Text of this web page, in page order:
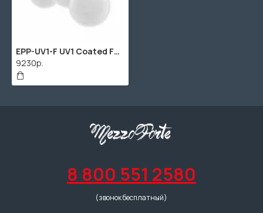
EPP-UV1-F UV1 Coated Fusion Набор пластиков для малого и том барабана (10, 12, 14") + 14", Evans
9230р.
8 800 551 2580
(звонок бесплатный)